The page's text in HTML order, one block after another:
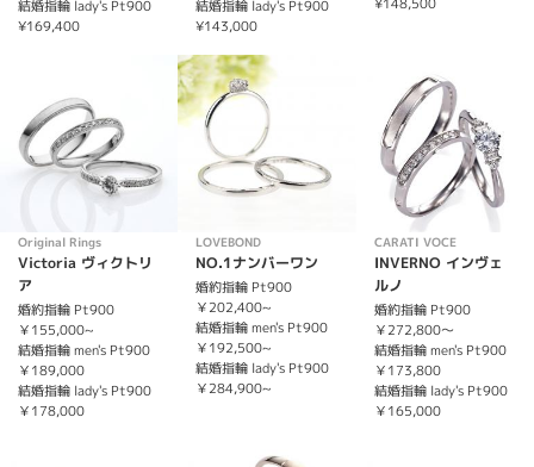
結婚指輪 lady's Pt900
¥169,400
結婚指輪 lady's Pt900
¥143,000
Original Rings
Victoria ヴィクトリ
ア
婚約指輪 Pt900
￥155,000~
結婚指輪 men's Pt900
￥189,000
結婚指輪 lady's Pt900
￥178,000
LOVEBOND
NO.1ナンバーワン
婚約指輪 Pt900
￥202,400~
結婚指輪 men's Pt900
￥192,500~
結婚指輪 lady's Pt900
￥284,900~
CARATI VOCE
INVERNO インヴェ
ルノ
婚約指輪 Pt900
￥272,800〜
結婚指輪 men's Pt900
￥173,800
結婚指輪 lady's Pt900
￥165,000